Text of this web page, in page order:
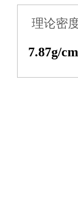
理论密
7.87g/cm